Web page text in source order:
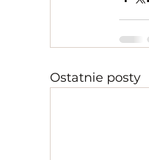
Ostatnie posty